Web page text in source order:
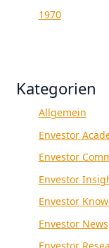
1970
Kategorien
Allgemein
Envestor
Envestor
Envestor
Envestor
Envestor News